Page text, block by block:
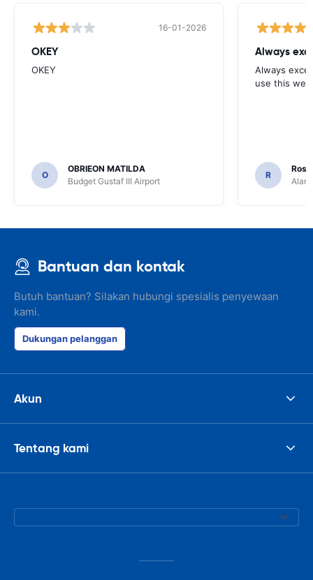
16-01-2026
OKEY
OKEY
O
OBRIEON MATILDA
Budget Gustaf III Airport
Always
Always
use this
R
Bantuan dan kontak
Butuh bantuan? Silakan hubungi spesialis penyewaan
kami.
Dukungan pelanggan
Akun
Tentang kami